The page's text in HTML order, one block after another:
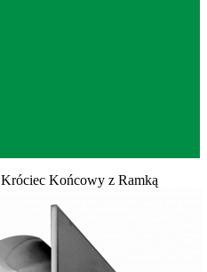
Króciec Końcowy z Ramką